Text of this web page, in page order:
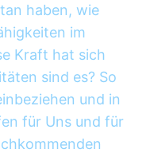
haben, wie
im
Kraft hat sich
sind es? So
und in
für Uns und für